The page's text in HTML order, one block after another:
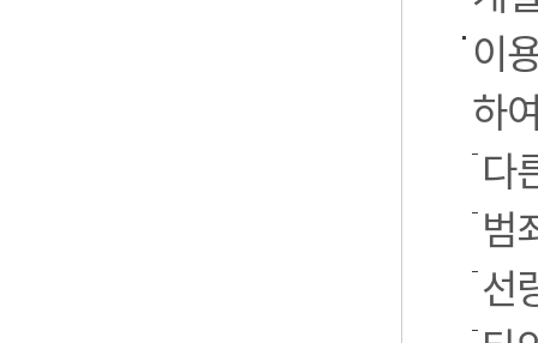
이
하
다
범
선